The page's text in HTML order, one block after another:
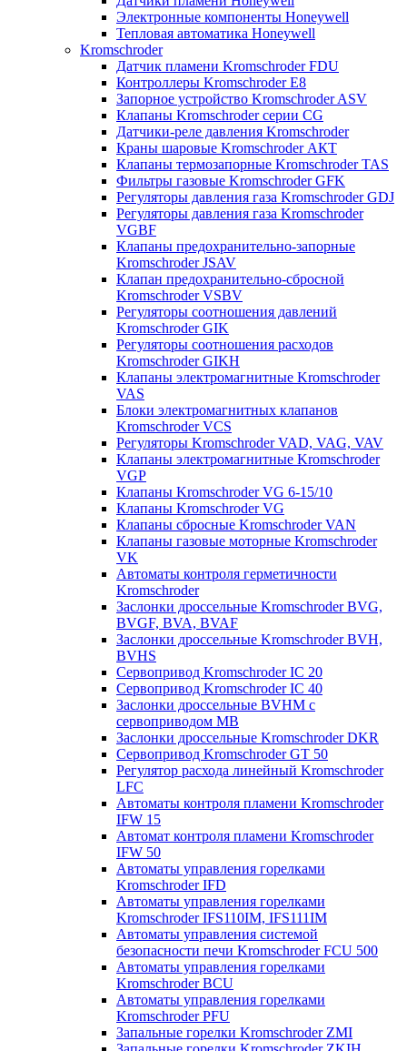
Электронные компоненты Honeywell
Тепловая автоматика Honeywell
Kromschroder
Датчик пламени Kromschroder FDU
Контроллеры Kromschroder E8
Запорное устройство Kromschroder ASV
Клапаны Kromschroder серии CG
Датчики-реле давления Kromschroder
Краны шаровые Kromschroder АКТ
Клапаны термозапорные Kromschroder TAS
Фильтры газовые Kromschroder GFK
Регуляторы давления газа Kromschroder GDJ
Регуляторы давления газа Kromschroder
VGBF
Клапаны предохранительно-запорные
Kromschroder JSAV
Клапан предохранительно-сбросной
Kromschroder VSBV
Регуляторы соотношения давлений
Kromschroder GIK
Регуляторы соотношения расходов
Kromschroder GIKH
Клапаны электромагнитные Kromschroder
VAS
Блоки электромагнитных клапанов
Kromschroder VCS
Регуляторы Kromschroder VAD, VAG, VAV
Клапаны электромагнитные Kromschroder
VGP
Клапаны Kromschroder VG 6-15/10
Клапаны Kromschroder VG
Клапаны сбросные Kromschroder VAN
Клапаны газовые моторные Kromschroder
VK
Автоматы контроля герметичности
Kromschroder
Заслонки дроссельные Kromschroder BVG,
BVGF, BVA, BVAF
Заслонки дроссельные Kromschroder BVH,
BVHS
Сервопривод Kromschroder IC 20
Сервопривод Kromschroder IC 40
Заслонки дроссельные BVHM с
сервоприводом МВ
Заслонки дроссельные Kromschroder DKR
Cервопривод Kromschroder GT 50
Регулятор расхода линейный Kromschroder
LFC
Автоматы контроля пламени Kromschroder
IFW 15
Автомат контроля пламени Kromschroder
IFW 50
Автоматы управления горелками
Kromschroder IFD
Автоматы управления горелками
Kromschroder IFS110IM, IFS111IM
Автоматы управления системой
безопасности печи Kromschroder FCU 500
Автоматы управления горелками
Kromschroder BCU
Автоматы управления горелками
Kromschroder PFU
Запальные горелки Kromschroder ZМI